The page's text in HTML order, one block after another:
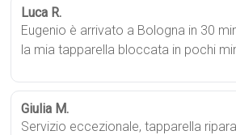
Luca R.
Eugenio è arrivato a Bologna in 30
la mia tapparella bloccata in pochi
Giulia M.
Servizio eccezionale, tapparella